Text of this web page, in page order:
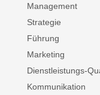
Management
Strategie
Führung
Marketing
Dienstleistungs-
Kommunikation